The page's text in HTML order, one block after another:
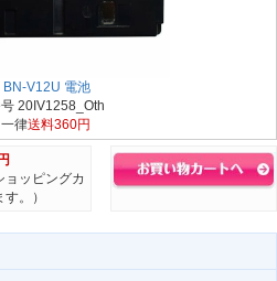
BN-V12U 電池
20IV1258_Oth
律送料360円
ョッピングカ
。）